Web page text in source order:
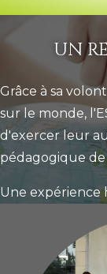
UN
Grâce à sa
sur le monde,
d'exercer leur
pédagogique de
Une expérience